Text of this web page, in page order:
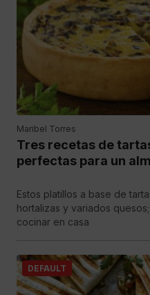
Maribel Torres
Tres recetas de
perfectas para un
Estos platillos a base de
hortalizas y variados
cocinar en casa
DEFAULT